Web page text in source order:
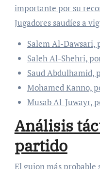
importante por su
Jugadores saudíes a
Salem Al-Dawsari,
Saleh Al-Shehri,
Saud Abdulhamid,
Mohamed Kanno,
Musab Al-Juwayr,
Análisis
partido
El guion más probable será una España dominante